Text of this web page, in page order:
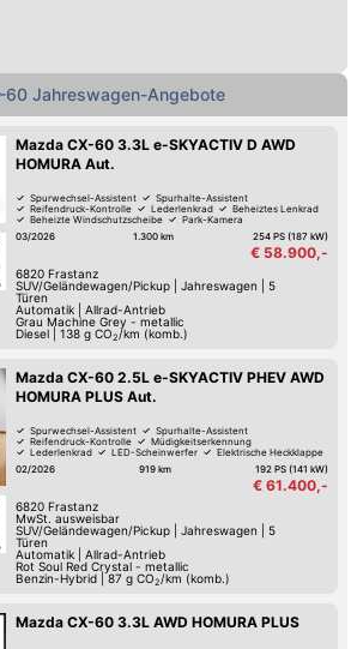
60 Jahreswagen-Angebote
Mazda CX-60 3.3L e-SKYACTIV D AWD
HOMURA Aut.
Spurwechsel-Assistent
Spurhalte-Assistent
Reifendruck-Kontrolle
Lederlenkrad
Beheiztes Lenkrad
Beheizte Windschutzscheibe
Park-Kamera
Park-Assistent hinten
03/2026 1.300 km 254 PS (187 kW)
€ 58.900,-
6820 Frastanz
SUV/Geländewagen/Pickup| Jahreswagen
5
Türen
Automatik| Allrad-Antrieb
Grau Machine Grey - metallic
Diesel
138 g CO2 /km (komb.)
Mazda CX-60 2.5L e-SKYACTIV PHEV AWD
HOMURA PLUS Aut.
Spurwechsel-Assistent
Spurhalte-Assistent
Reifendruck-Kontrolle
Müdigkeitserkennung
Lederlenkrad
LED-Scheinwerfer
Elektrische Heckklappe
Beheiztes Lenkrad
02/2026 919 km 192 PS (141 kW)
€ 61.400,-
6820 Frastanz
MwSt. ausweisbar
SUV/Geländewagen/Pickup| Jahreswagen
5
Türen
Automatik| Allrad-Antrieb
Rot Soul Red Crystal - metallic
Benzin-Hybrid |87 g CO2 /km (komb.)
Mazda CX-60 3.3L AWD HOMURA PLUS